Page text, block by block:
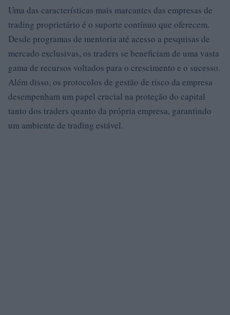
Uma das características mais marcantes das empresas de
trading proprietário é o suporte contínuo que oferecem.
Desde programas de mentoria até acesso a pesquisas de
mercado exclusivas, os traders se beneficiam de uma vasta
gama de recursos voltados para o crescimento e o sucesso.
Além disso, os protocolos de gestão de risco da empresa
desempenham um papel crucial na proteção do capital
tanto dos traders quanto da própria empresa, garantindo
um ambiente de trading estável.